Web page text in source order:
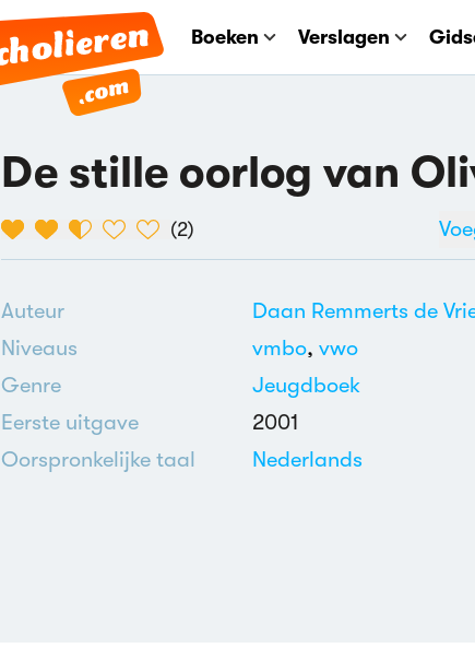
Boeken Verslagen
De stille oorlog van
(2)
Auteur
Daan Remmerts de
Niveaus
vmbo, vwo
Genre
Jeugdboek
Eerste uitgave
2001
Oorspronkelijke taal
Nederlands